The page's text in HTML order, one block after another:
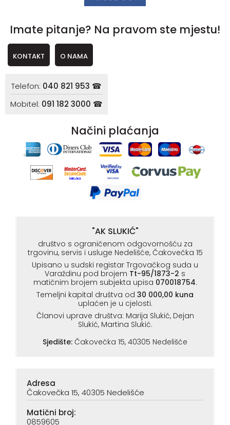
Imate pitanje? Na pravom ste mjestu!
KONTAKT O NAMA
Telefon: 040 821 953 ☎
Mobitel: 091 182 3000 ☎
Načini plaćanja
"AK SLUKIĆ"
društvo s ograničenom odgovornošću za
trgovinu, servis i usluge Nedelišće, Čakovečka 15
Upisano u sudski registar Trgovačkog suda u
Varaždinu pod brojem Tt-95/1873-2 s
matičnim brojem subjekta upisa 070018754.
Temeljni kapital društva od 30 000,00 kuna
uplaćen je u cjelosti.
Članovi uprave društva: Marija Slukić, Dejan
Slukić, Martina Slukić.
Sjedište: Čakovečka 15, 40305 Nedelišće
Adresa
Čakovečka 15, 40305 Nedelišće
Matični broj:
0859605